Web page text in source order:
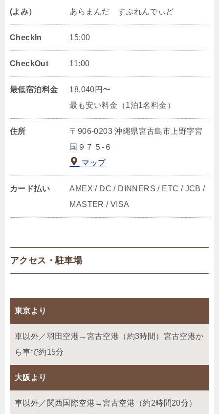
(よみ） あらまんだ すぷれんでぃど
CheckIn 15:00
CheckOut 11:00
最低宿泊料金
18,040円〜
最も安い料金（1泊1名料金）
住所
〒906-0203 沖縄県宮古島市上野字宮
国９７５‐６
マップ
カード払い
AMEX / DC / DINNERS / ETC / JCB /
MASTER / VISA
アクセス・駐車場
東京より
車以外／羽田空港→宮古空港（約3時間）宮古空港か
ら車で約15分
大阪より
車以外／関西国際空港→宮古空港（約2時間20分）